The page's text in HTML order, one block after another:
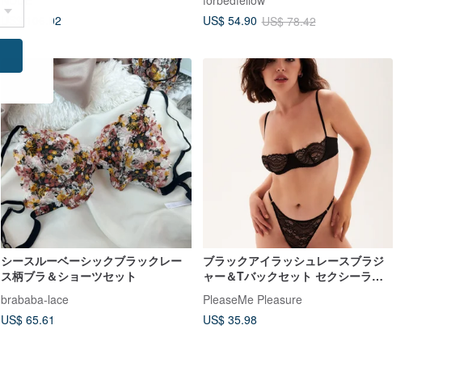
US$ 106.02
ー
US$ 54.90 US$ 78.42
シースルーベーシックブラックレー
ス柄ブラ＆ショーツセット
brababa-lace
US$ 65.61
ブラックアイラッシュレースブラジ
ャー＆Tバックセット セクシーラン
ジェリー
PleaseMe Pleasure
US$ 35.98